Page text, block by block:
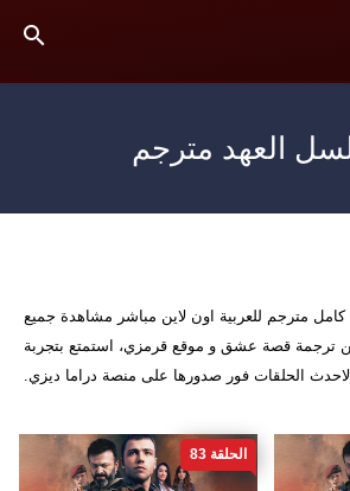
العهد مترجم
مترجم للعربية اون لاين مباشر مشاهدة جميع
ترجمة قصة عشق و موقع قرمزي، استمتع بتجربة
الحلقات فور صدورها على منصة دراما ديزي.
الحلقة 83